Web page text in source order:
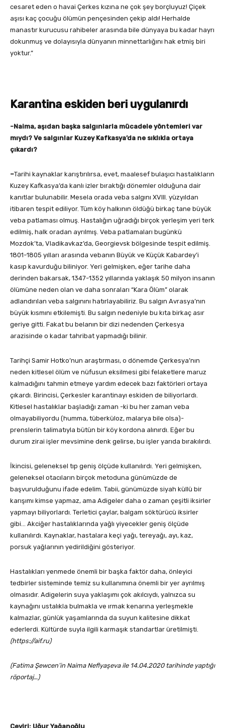
cesaret eden o havai Çerkes kızına ne çok şey borçluyuz! Çiçek
aşısı kaç çocuğu ölümün pençesinden çekip aldı! Herhalde
manastır kurucusu rahibeler arasında bile dünyaya bu kadar hayrı
dokunmuş ve dolayısıyla dünyanın minnettarlığını hak etmiş biri
yoktur.”
Karantina eskiden beri uygulanırdı
-Naima, aşıdan başka salgınlarla mücadele yöntemleri var
mıydı? Ve salgınlar Kuzey Kafkasya’da ne sıklıkla ortaya
çıkardı?
–Tarihi kaynaklar karıştırılırsa, evet, maalesef bulaşıcı hastalıkların
Kuzey Kafkasya’da kanlı izler bıraktığı dönemler olduğuna dair
kanıtlar bulunabilir. Mesela orada veba salgını XVIII. yüzyıldan
itibaren tespit ediliyor. Tüm köy halkının öldüğü birkaç tane büyük
veba patlaması olmuş. Hastalığın uğradığı birçok yerleşim yeri terk
edilmiş, halk oradan ayrılmış. Veba patlamaları bugünkü
Mozdok’ta, Vladikavkaz’da, Georgievsk bölgesinde tespit edilmiş.
1801-1805 yılları arasında vebanın Büyük ve Küçük Kabardey’i
kasıp kavurduğu biliniyor. Yeri gelmişken, eğer tarihe daha
derinden bakarsak, 1347-1352 yıllarında yaklaşık 50 milyon insanın
ölümüne neden olan ve daha sonraları “Kara Ölüm” olarak
adlandırılan veba salgınını hatırlayabiliriz. Bu salgın Avrasya’nın
büyük kısmını etkilemişti. Bu salgın nedeniyle bu kıta birkaç asır
geriye gitti. Fakat bu belanın bir dizi nedenden Çerkesya
arazisinde o kadar tahribat yapmadığı bilinir.
Tarihçi Samir Hotko’nun araştırması, o dönemde Çerkesya’nın
neden kitlesel ölüm ve nüfusun eksilmesi gibi felaketlere maruz
kalmadığını tahmin etmeye yardım edecek bazı faktörleri ortaya
çıkardı. Birincisi, Çerkesler karantinayı eskiden de biliyorlardı.
Kitlesel hastalıklar başladığı zaman -ki bu her zaman veba
olmayabiliyordu (humma, tüberküloz, malarya bile olsa)-
prenslerin talimatıyla bütün bir köy kordona alınırdı. Eğer bu
durum zirai işler mevsimine denk gelirse, bu işler yarıda bırakılırdı.
İkincisi, geleneksel tıp geniş ölçüde kullanılırdı. Yeri gelmişken,
geleneksel otacıların birçok metoduna günümüzde de
başvurulduğunu ifade edelim. Tabii, günümüzde siyah küllü bir
karışımı kimse yapmaz, ama Adigeler daha o zaman çeşitli iksirler
yapmayı biliyorlardı. Terletici çaylar, balgam söktürücü iksirler
gibi… Akciğer hastalıklarında yağlı yiyecekler geniş ölçüde
kullanılırdı. Kaynaklar, hastalara keçi yağı, tereyağı, ayı, kaz,
porsuk yağlarının yedirildiğini gösteriyor.
Hastalıkları yenmede önemli bir başka faktör daha, önleyici
tedbirler sisteminde temiz su kullanımına önemli bir yer ayrılmış
olmasıdır. Adigelerin suya yaklaşımı çok akılcıydı, yalnızca su
kaynağını ustalıkla bulmakla ve ırmak kenarına yerleşmekle
kalmazlar, günlük yaşamlarında da suyun kalitesine dikkat
ederlerdi. Kültürde suyla ilgili karmaşık standartlar üretilmişti.
(https://aif.ru)
(Fatima Şewcen’in Naima Neflyaşeva ile 14.04.2020 tarihinde yaptığı
röportaj…)
Çeviri: Uğur Yağanoğlu